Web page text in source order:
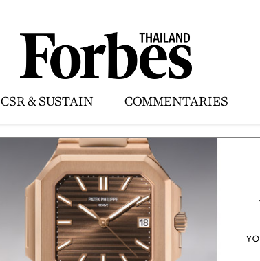
CSR & SUSTAIN COMMENTARIES